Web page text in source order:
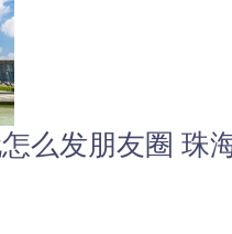
么发朋友圈 珠